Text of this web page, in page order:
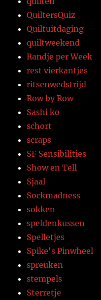
QuiltersQuiz
Quiltuitdaging
quiltweekend
Randje per Week
rest vierkantjes
ritsenwedstrijd
Row by Row
Sashi ko
schort
scraps
SF Sensibilities
Show en Tell
Sjaal
Sockmadness
sokken
speldenkussen
Spelletjes
Spike's Pinwheel
spreuken
stempels
Sterretje